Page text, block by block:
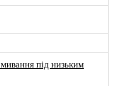
під низьким